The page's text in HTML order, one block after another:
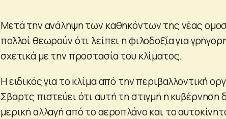
Μετά την ανάληψη των καθηκόντων της νέας
πολλοί θεωρούν ότι λείπει η φιλοδοξία για
σχετικά με την προστασία του κλίματος.
Η ειδικός για το κλίμα από την περιβαλλοντική
Σβαρτς πιστεύει ότι αυτή τη στιγμή η κυβέρνηση
μερική αλλαγή από το αεροπλάνο και το